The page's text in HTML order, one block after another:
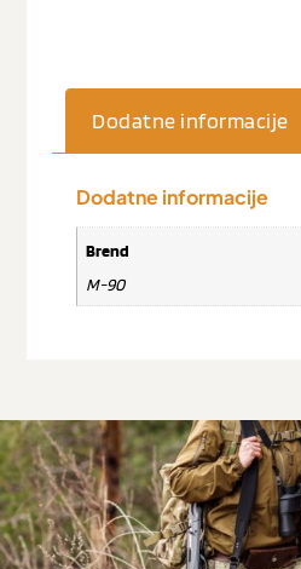
Dodatne informacije
Dodatne informacije
Brend
M-90